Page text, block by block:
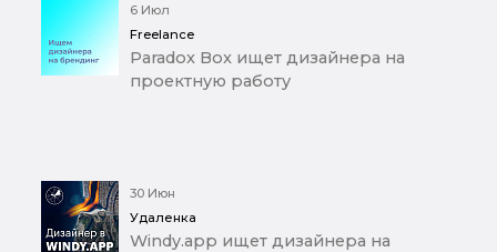
6 Июл
Freelance
Paradox Box ищет дизайнера на
проектную работу
30 Июн
Удаленка
Windy.app ищет дизайнера на